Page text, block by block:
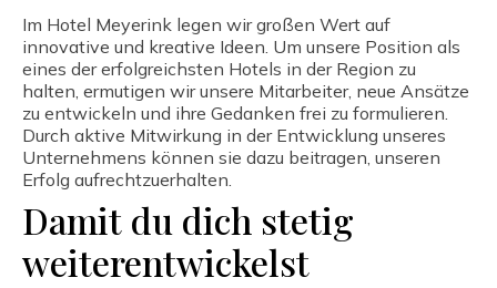
Im Hotel Meyerink legen wir großen Wert auf
innovative und kreative Ideen. Um unsere Position als
eines der erfolgreichsten Hotels in der Region zu
halten, ermutigen wir unsere Mitarbeiter, neue Ansätze
zu entwickeln und ihre Gedanken frei zu formulieren.
Durch aktive Mitwirkung in der Entwicklung unseres
Unternehmens können sie dazu beitragen, unseren
Erfolg aufrechtzuerhalten.
Damit du dich stetig
weiterentwickelst